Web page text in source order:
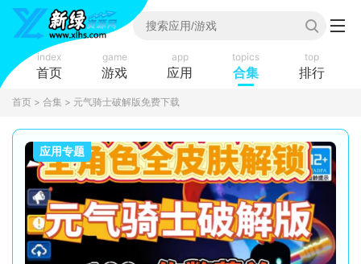
index
首页
game
游戏
app
应用
topics
合集
top
排行
首页 > 合集 > 元气骑士破解版免费下载
应用专题